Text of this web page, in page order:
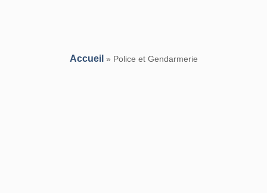
Accueil » Police et Gendarmerie